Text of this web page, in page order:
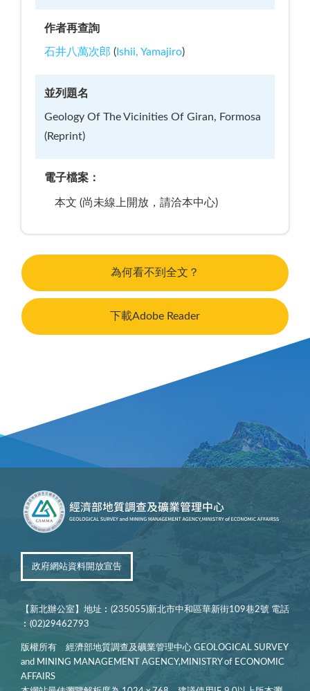
作者再查詢
石井八萬次郎 (Ishii, Yamajiro)
並列題名
Geology Of The Vicinities Of Giran, Formosa
(Reprint)
電子檔案：
本文 (尚未線上開放，請洽本中心)
為何看不到全文？
下載Adobe Reader
政府網站資料開放宣告
【新北辦公室】地址︰(235055)新北市中和區華新街109巷2號 電話
︰(02)29462793
版權所有 經濟部地質調查及礦業管理中心 GEOLOGICAL SURVEY
and MINING MANAGEMENT AGENCY,MINISTRY of ECONOMIC
AFFAIRS